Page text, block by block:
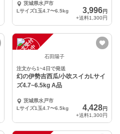
茨城県水戸市
Lサイズ1玉4.7〜6.5kg
3,996円
+送料1,300円
注
文
受
付
停
止
中 石田陽子
注文から1~4日で発送
幻の伊勢吉西瓜/小吹スイカLサイ
ズ4.7~6.5kg A品
茨城県水戸市
Lサイズ1玉4.7〜6.5kg
4,428円
+送料1,300円